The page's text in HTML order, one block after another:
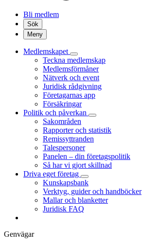
Bli medlem
Sök
Meny
Medlemskapet
Teckna medlemskap
Medlemsförmåner
Nätverk och event
Juridisk rådgivning
Företagarnas app
Försäkringar
Politik och påverkan
Sakområden
Rapporter och statistik
Remissyttranden
Talespersoner
Panelen – din företagspolitik
Så har vi gjort skillnad
Driva eget företag
Kunskapsbank
Verktyg, guider och handböcker
Mallar och blanketter
Juridisk FAQ
Genvägar